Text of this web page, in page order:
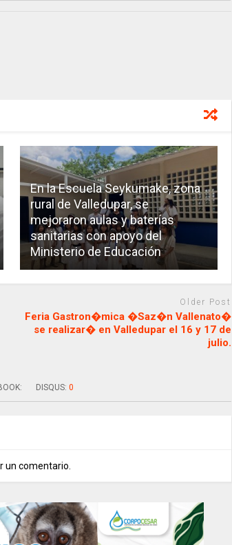
En la Escuela Seykumake, zona
rural de Valledupar, se
mejoraron aulas y baterías
sanitarias con apoyo del
Ministerio de Educación
Older Post
Feria Gastron�mica �Saz�n Vallenato�
se realizar� en Valledupar el 16 y 17 de
julio.
DISQUS: 0
un comentario.